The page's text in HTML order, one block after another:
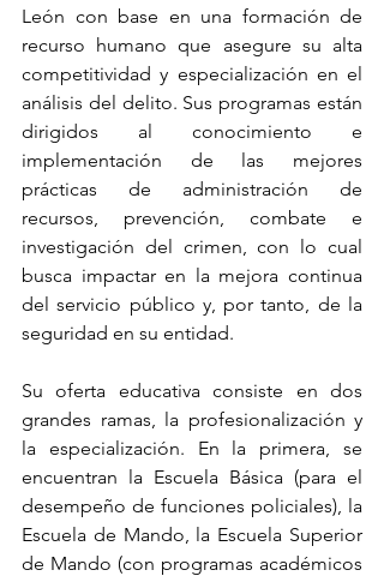
León con base en una formación de
recurso humano que asegure su alta
competitividad y especialización en el
análisis del delito. Sus programas están
dirigidos al conocimiento e
implementación de las mejores
prácticas de administración de
recursos, prevención, combate e
investigación del crimen, con lo cual
busca impactar en la mejora continua
del servicio público y, por tanto, de la
seguridad en su entidad.
Su oferta educativa consiste en dos
grandes ramas, la profesionalización y
la especialización. En la primera, se
encuentran la Escuela Básica (para el
desempeño de funciones policiales), la
Escuela de Mando, la Escuela Superior
de Mando (con programas académicos